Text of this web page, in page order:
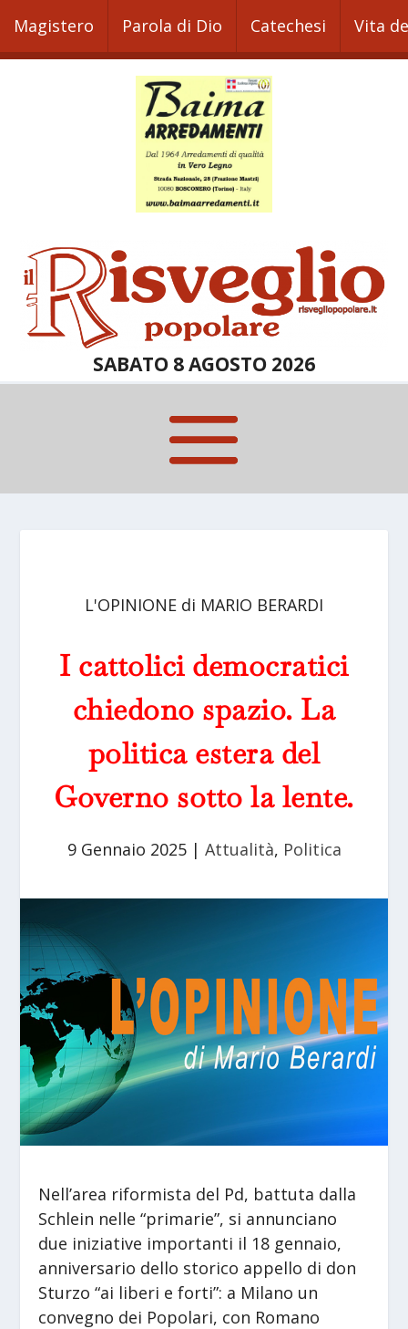
Magistero Parola di Dio Catechesi Vita
SABATO 8 AGOSTO 2026
L'OPINIONE di MARIO BERARDI
I cattolici democratici
chiedono spazio. La
politica estera del
Governo sotto la lente.
9 Gennaio 2025| Attualità, Politica
Nell’area riformista del Pd, battuta dalla
Schlein nelle “primarie”, si annunciano
due iniziative importanti il 18 gennaio,
anniversario dello storico appello di don
Sturzo “ai liberi e forti”: a Milano un
convegno dei Popolari, con Romano